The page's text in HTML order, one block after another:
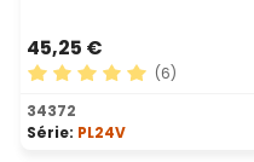
45,25 €
Note moyenne de 5 sur
(6)
34372
Série: PL24V